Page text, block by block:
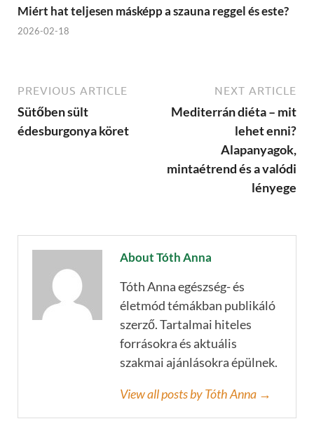
Miért hat teljesen másképp a szauna reggel és este?
2026-02-18
PREVIOUS ARTICLE
Sütőben sült
édesburgonya köret
NEXT ARTICLE
Mediterrán diéta – mit
lehet enni?
Alapanyagok,
mintaétrend és a valódi
lényege
About Tóth Anna
Tóth Anna egészség- és
életmód témákban publikáló
szerző. Tartalmai hiteles
forrásokra és aktuális
szakmai ajánlásokra épülnek.
View all posts by Tóth Anna →